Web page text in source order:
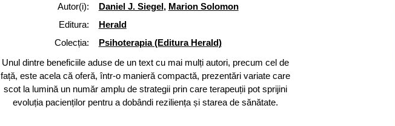
Autor(i): Daniel J. Siegel, Marion Solomon
Editura:
Herald
Colecția:
Psihoterapia (Editura Herald)
Unul dintre beneficiile aduse de un text cu mai mulți autori, precum cel de
față, este acela că oferă, într-o manieră compactă, prezentări variate care
scot la lumină un număr amplu de strategii prin care terapeuții pot sprijini
evoluția pacienților pentru a dobândi reziliența și starea de sănătate.